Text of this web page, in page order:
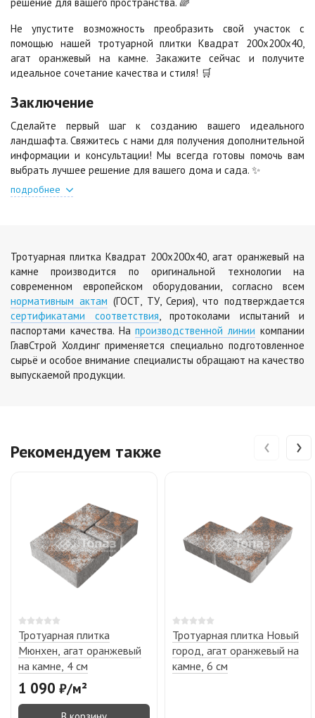
Цена по запросу
Черно-белая
Цена по запросу
Цена по запросу
Яшма
Цена по запросу
Не упустите возможность преобразить свой участок с
помощью нашей тротуарной плитки Квадрат 200х200х40,
агат оранжевый на камне. Закажите сейчас и получите
идеальное сочетание качества и стиля! 🛒
Заключение
Сделайте первый шаг к созданию вашего идеального
ландшафта. Свяжитесь с нами для получения дополнительной
информации и консультации! Мы всегда готовы помочь вам
выбрать лучшее решение для вашего дома и сада. ✨
подробнее
Тротуарная плитка Квадрат 200х200х40, агат оранжевый на
камне производится по оригинальной технологии на
современном европейском оборудовании, согласно всем
нормативным актам (ГОСТ, ТУ, Серия), что подтверждается
сертификатами соответствия , протоколами испытаний и
паспортами качества. Напроизводственной линии компании
ГлавСтрой Холдинг применяется специально подготовленное
сырьё и особое внимание специалисты обращают на качество
выпускаемой продукции.
Рекомендуем также
Тротуарная плитка
Мюнхен, агат оранжевый
на камне, 4 см
1 090 ₽/м²
Тротуарная плитка Новый
город, агат оранжевый на
камне, 6 см
‹ ›